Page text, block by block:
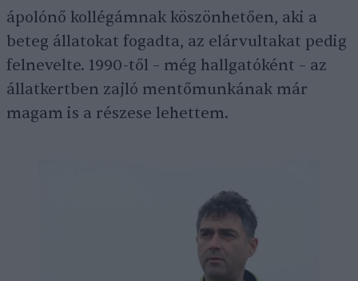
ápolónő kollégámnak köszönhetően, aki a
beteg állatokat fogadta, az elárvultakat pedig
felnevelte. 1990-től – még hallgatóként – az
állatkertben zajló mentőmunkának már
magam is a részese lehettem.